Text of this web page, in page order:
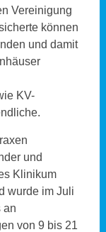
Vereinigung
können
und damit
KV-
und
Klinikum
wurde im Juli
an
von 9 bis 21